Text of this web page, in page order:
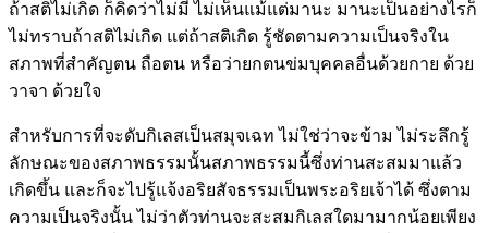
ถ้าสติไม่เกิด ก็คิดว่าไม่มี ไม่เห็นแม้แต่มานะ มานะเป็นอย่างไรก็
ไม่ทราบถ้าสติไม่เกิด แต่ถ้าสติเกิด รู้ชัดตามความเป็นจริงใน
สภาพที่สำคัญตน ถือตน หรือว่ายกตนข่มบุคคลอื่นด้วยกาย ด้วย
วาจา ด้วยใจ
สำหรับการที่จะดับกิเลสเป็นสมุจเฉท ไม่ใช่ว่าจะข้าม ไม่ระลึกรู้
ลักษณะของสภาพธรรมนั้นสภาพธรรมนี้ซึ่งท่านสะสมมาแล้ว
เกิดขึ้น และก็จะไปรู้แจ้งอริยสัจธรรมเป็นพระอริยเจ้าได้ ซึ่งตาม
ความเป็นจริงนั้น ไม่ว่าตัวท่านจะสะสมกิเลสใดมามากน้อยเพียง